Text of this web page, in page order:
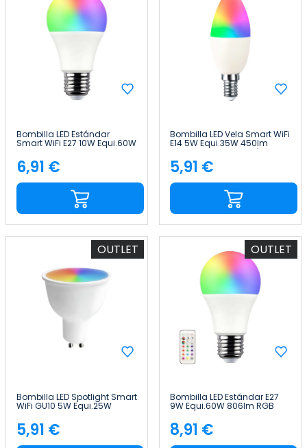
Bombilla LED Estándar
Smart WiFi E27 10W Equi.60W
806lm RGBWW Regulable
vía Smartphone/APP 25000H
7hSevenOn Premium
Precio
6,91 €
Bombilla LED Vela Smart WiFi
E14 5W Equi.35W 450lm
RGBWW Regulable vía
Smartphone/APP 25000H
7hSevenOn Premium
Precio
5,91 €
OUTLET
Bombilla LED Spotlight Smart
WiFi GU10 5W Equi.25W
380lm RGBWW Regulable
vía Smartphone/APP 25000H
7hSevenOn Premium
Precio
5,91 €
OUTLET
Bombilla LED Estándar E27
9W Equi.60W 806lm RGB
con Mando a Distancia
25000H 7hSevenOn Premium
Precio
8,91 €